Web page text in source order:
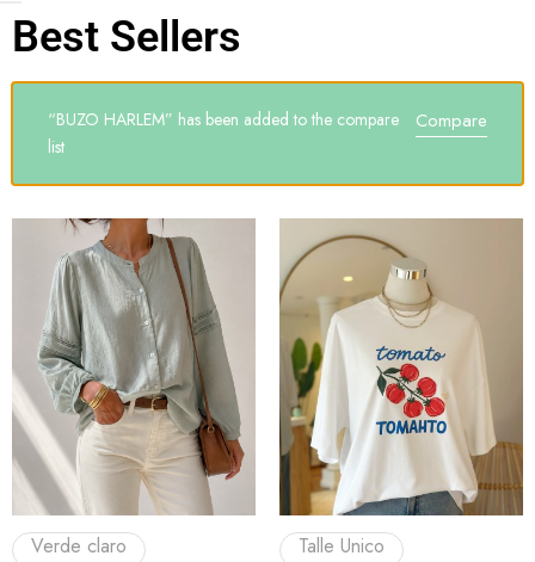
Best Sellers
Compare
“BUZO HARLEM” has been added to the compare
list
Verde claro
Talle Unico